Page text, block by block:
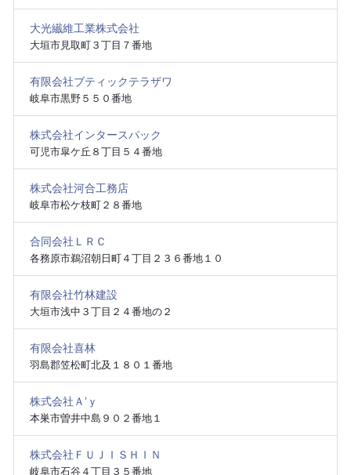
大光纎維工業株式会社
大垣市見取町３丁目７番地
有限会社ブティックテラザワ
岐阜市黒野５５０番地
株式会社インタースパック
可児市皐ケ丘８丁目５４番地
株式会社河合工務店
岐阜市松ケ枝町２８番地
合同会社ＬＲＣ
各務原市鵜沼朝日町４丁目２３６番地１０
有限会社竹林建設
大垣市浅中３丁目２４番地の２
有限会社喜林
羽島郡笠松町北及１８０１番地
株式会社Ａ’ｙ
本巣市曽井中島９０２番地１
株式会社ＦＵＪＩＳＨＩＮ
岐阜市石谷４丁目３５番地